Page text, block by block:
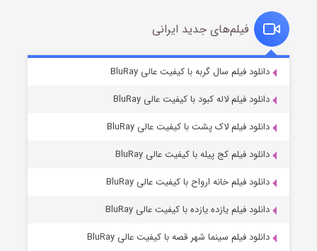
قسمت۲ (زیرنویس) منتشر شد
فیلم‌های جدید ایرانی
دانلود فیلم سال گربه با کیفیت عالی BluRay
دانلود فیلم لاله کبود با کیفیت عالی BluRay
دانلود فیلم لاک پشت با کیفیت عالی BluRay
دانلود فیلم کج‌ پیله با کیفیت عالی BluRay
دانلود فیلم خانه ارواح با کیفیت عالی BluRay
دانلود فیلم یازده یازده با کیفیت عالی BluRay
دانلود فیلم سینما شهر قصه با کیفیت عالی BluRay